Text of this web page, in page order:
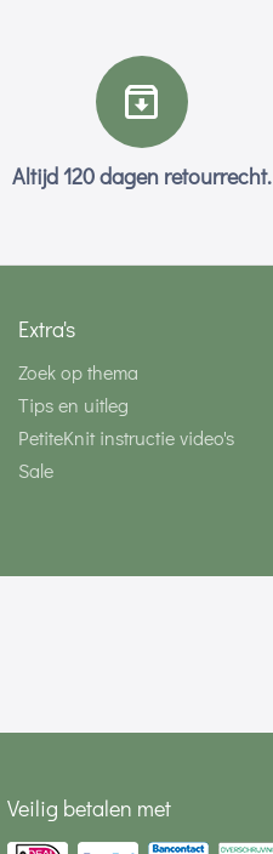
Altijd 120 dagen retourrecht.
Extra's
Zoek op thema
Tips en uitleg
PetiteKnit instructie video's
Sale
Veilig betalen met